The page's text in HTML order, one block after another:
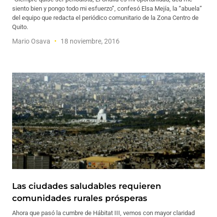
siento bien y pongo todo mi esfuerzo”, confesó Elsa Mejía, la “abuela”
del equipo que redacta el periódico comunitario de la Zona Centro de
Quito.
Mario Osava 18 noviembre, 2016
Las ciudades saludables requieren
comunidades rurales prósperas
Ahora que pasó la cumbre de Hábitat III, vemos con mayor claridad